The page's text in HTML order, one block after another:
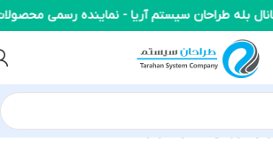
📢 کانال بله طراحان سیستم آریا - نماینده رسمی
/دوربین IP یونی ویو